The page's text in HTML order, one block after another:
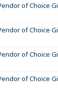
of Choice
of Choice
of Choice
of Choice